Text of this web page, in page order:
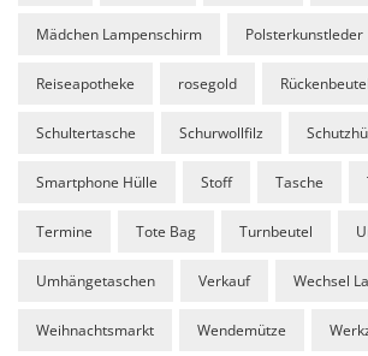
Mädchen Lampenschirm Polsterkunstleder
Reiseapotheke rosegold Rückenbeutel
Schultertasche Schurwollfilz
Smartphone Hülle Stoff Tasche
Termine Tote Bag Turnbeutel
Umhängetaschen Verkauf Wechsel
Weihnachtsmarkt Wendemütze